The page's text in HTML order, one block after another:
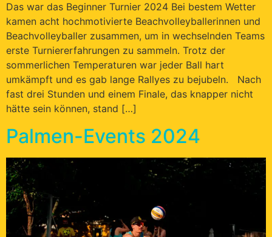
Das war das Beginner Turnier 2024 Bei bestem Wetter
kamen acht hochmotivierte Beachvolleyballerinnen und
Beachvolleyballer zusammen, um in wechselnden Teams
erste Turniererfahrungen zu sammeln. Trotz der
sommerlichen Temperaturen war jeder Ball hart
umkämpft und es gab lange Rallyes zu bejubeln. Nach
fast drei Stunden und einem Finale, das knapper nicht
hätte sein können, stand […]
Palmen-Events 2024